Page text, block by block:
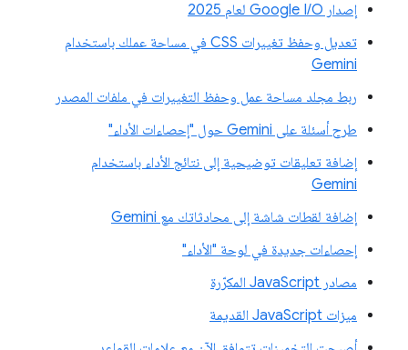
إصدار Google I/O لعام 2025
تعديل وحفظ تغييرات CSS في مساحة عملك باستخدام
Gemini
ربط مجلد مساحة عمل وحفظ التغييرات في ملفات المصدر
طرح أسئلة على Gemini حول "إحصاءات الأداء"
إضافة تعليقات توضيحية إلى نتائج الأداء باستخدام
Gemini
إضافة لقطات شاشة إلى محادثاتك مع Gemini
إحصاءات جديدة في لوحة "الأداء"
مصادر JavaScript المكرّرة
ميزات JavaScript القديمة